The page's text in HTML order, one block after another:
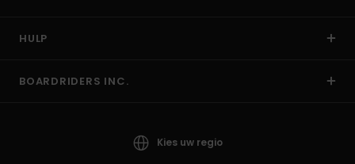
HULP
BOARDRIDERS INC.
Kies uw regio